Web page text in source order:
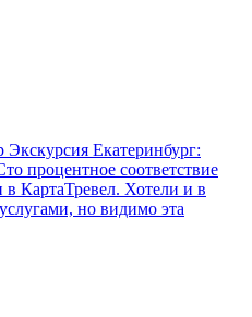
Екатеринбург:
процентное соответствие
в КартаТревел. Хотели и в
но видимо эта